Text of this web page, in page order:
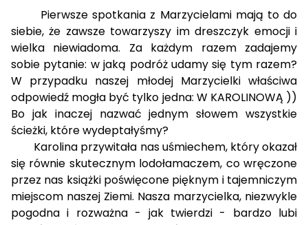
Pierwsze spotkania z Marzycielami mają to do
siebie, że zawsze towarzyszy im dreszczyk emocji i
wielka niewiadoma. Za każdym razem zadajemy
sobie pytanie: w jaką podróż udamy się tym razem?
W przypadku naszej młodej Marzycielki właściwa
odpowiedź mogła być tylko jedna: W KAROLINOWĄ ))
Bo jak inaczej nazwać jednym słowem wszystkie
ścieżki, które wydeptałyśmy?
Karolina przywitała nas uśmiechem, który okazał
się równie skutecznym lodołamaczem, co wręczone
przez nas książki poświęcone pięknym i tajemniczym
miejscom naszej Ziemi. Nasza marzycielka, niezwykle
pogodna i rozważna - jak twierdzi - bardzo lubi